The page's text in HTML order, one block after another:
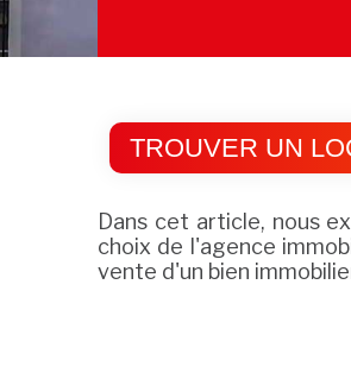
TROUVER UN
Dans cet article, nous
choix de l'agence
vente d'un bien